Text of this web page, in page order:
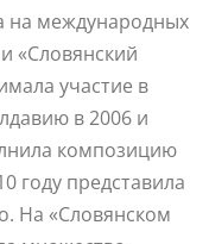
на международных
«Словянский
участие в
в 2006 и
композицию
году представила
На «Словянском